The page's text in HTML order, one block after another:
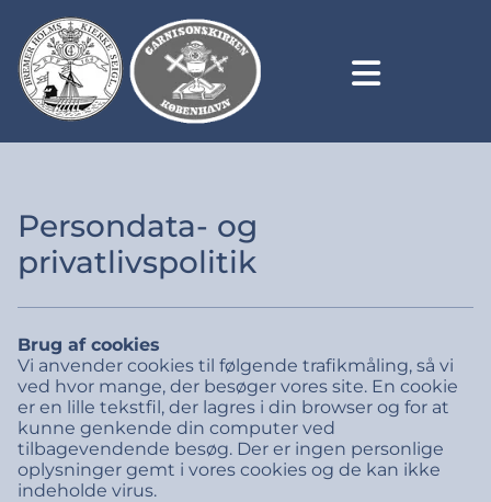
Persondata- og
privatlivspolitik
Brug af cookies
Vi anvender cookies til følgende trafikmåling, så vi
ved hvor mange, der besøger vores site. En cookie
er en lille tekstfil, der lagres i din browser og for at
kunne genkende din computer ved
tilbagevendende besøg. Der er ingen personlige
oplysninger gemt i vores cookies og de kan ikke
indeholde virus.